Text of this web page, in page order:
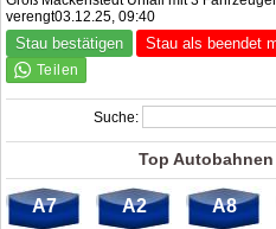
verengt03.12.25, 09:40
Stau bestätigen Stau als beendet
Suche:
Top
A7 A2 A8